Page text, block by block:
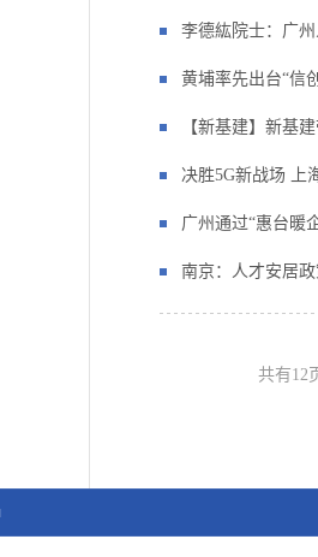
李德紘院士：广
黄埔率先出台“信
【新基建】新基
决胜5G新战场 上
广州通过“惠台暖
南京：人才安居
共有12